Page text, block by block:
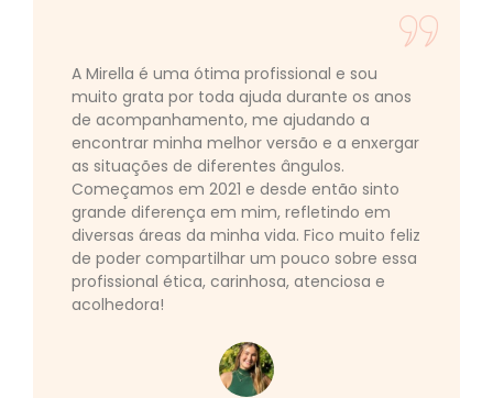
A Mirella é uma ótima profissional e sou
muito grata por toda ajuda durante os anos
de acompanhamento, me ajudando a
encontrar minha melhor versão e a enxergar
as situações de diferentes ângulos.
Começamos em 2021 e desde então sinto
grande diferença em mim, refletindo em
diversas áreas da minha vida. Fico muito feliz
de poder compartilhar um pouco sobre essa
profissional ética, carinhosa, atenciosa e
acolhedora!